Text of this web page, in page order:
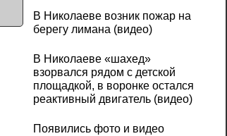
В Николаеве возник пожар на
берегу лимана (видео)
В Николаеве «шахед»
взорвался рядом с детской
площадкой, в воронке остался
реактивный двигатель (видео)
Появились фото и видео